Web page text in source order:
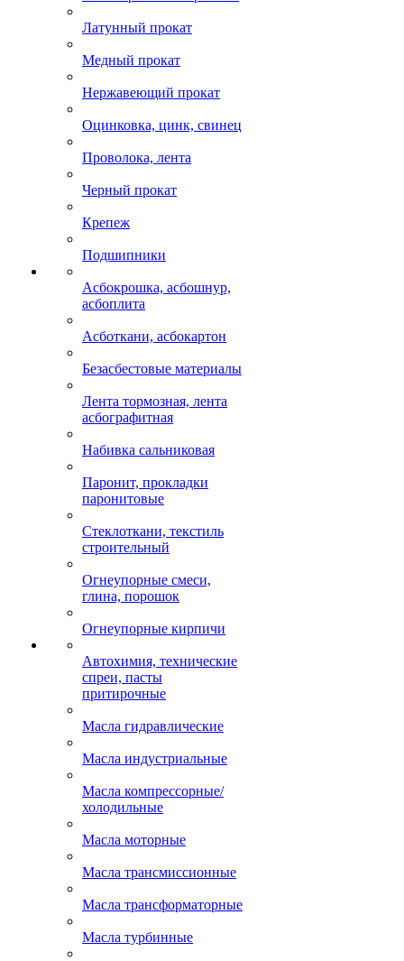
Латунный прокат
Медный прокат
Нержавеющий прокат
Оцинковка, цинк, свинец
Проволока, лента
Черный прокат
Крепеж
Подшипники
Асбокрошка, асбошнур,
асбоплита
Асботкани, асбокартон
Безасбестовые материалы
Лента тормозная, лента
асбографитная
Набивка сальниковая
Паронит, прокладки
паронитовые
Стеклоткани, текстиль
строительный
Огнеупорные смеси,
глина, порошок
Огнеупорные кирпичи
Автохимия, технические
спреи, пасты
притирочные
Масла гидравлические
Масла индустриальные
Масла компрессорные/
холодильные
Масла моторные
Масла трансмиссионные
Масла трансформаторные
Масла турбинные